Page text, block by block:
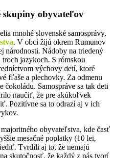
skupiny obyvateľov
mnohé slovenské samosprávy,
. V obci žijú okrem Rumunov
národnosti. Nádoby na triedený
jazykoch. S rómskou
výchovy detí, ktoré
fľaše a plechovky. Za odmenu
čokoládu. Samospráve sa tak deti
naučiť, že pre akúkoľvek
Pozitívne sa to odrazí aj v ich
obyvateľstva, kde časť
mesačné poplatky (10 lei,
Tvrdili aj to, že nemajú
skutočnosť, že každý z nás tvorí